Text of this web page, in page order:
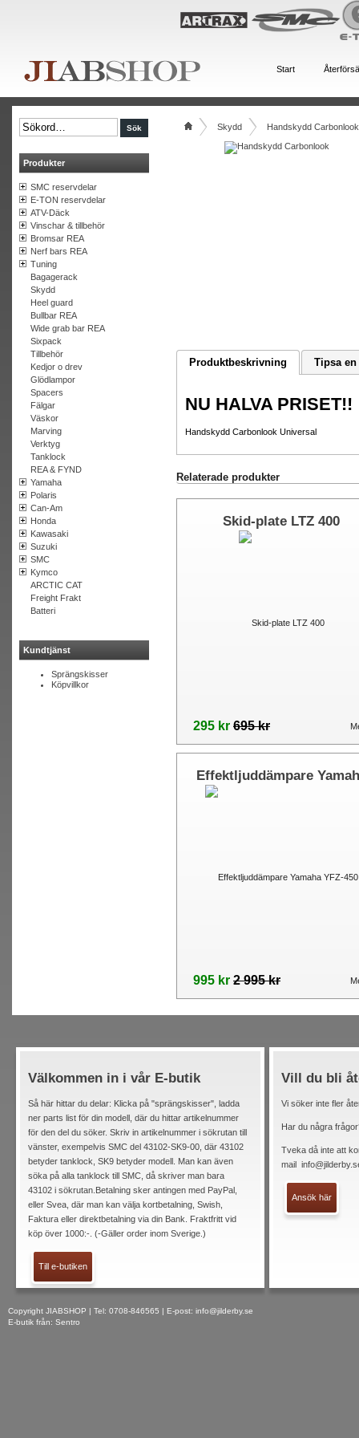
Start
Produkter
SMC reservdelar
E-TON reservdelar
ATV-Däck
Vinschar & tillbehör
Bromsar REA
Nerf bars REA
Tuning
Bagagerack
Skydd
Heel guard
Bullbar REA
Wide grab bar REA
Sixpack
Tillbehör
Kedjor o drev
Glödlampor
Spacers
Fälgar
Väskor
Marving
Verktyg
Tanklock
REA & FYND
Yamaha
Polaris
Can-Am
Honda
Kawasaki
Suzuki
SMC
Kymco
ARCTIC CAT
Freight Frakt
Batteri
Kundtjänst
Sprängskisser
Köpvillkor
Skydd Handskydd Carbonlook
Produktbeskrivning Tipsa en
NU HALVA PRISET!!
Handskydd Carbonlook Universal
Relaterade produkter
Skid-plate LTZ 400
295 kr 695 kr
Effektljuddämpare
995 kr 2 995 kr
Välkommen in i vår E-butik
Så här hittar du delar: Klicka på "sprängskisser", ladda
ner parts list för din modell, där du hittar artikelnummer
för den del du söker. Skriv in artikelnummer i sökrutan till
vänster, exempelvis SMC del 43102-SK9-00, där 43102
betyder tanklock, SK9 betyder modell. Man kan även
söka på alla tanklock till SMC, då skriver man bara
43102 i sökrutan.Betalning sker antingen med PayPal,
eller Svea, där man kan välja kortbetalning, Swish,
Faktura eller direktbetalning via din Bank. Fraktfritt vid
köp över 1000:-. (-Gäller order inom Sverige.)
Till e-butiken
Vill du bli
Vi söker inte fler
Har du några
Tveka då inte att
mail
Ansök här
Copyright JIABSHOP | Tel: 0708-846565 | E-post: info@jilderby.se
E-butik från: Sentro